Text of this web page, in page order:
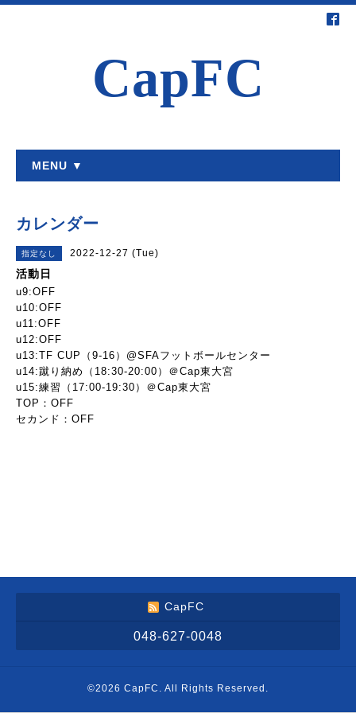
CapFC
MENU ▼
カレンダー
指定なし 2022-12-27 (Tue)
活動日
u9:OFF
u10:OFF
u11:OFF
u12:OFF
u13:TF CUP（9-16）@SFAフットボールセンター
u14:蹴り納め（18:30-20:00）＠Cap東大宮
u15:練習（17:00-19:30）＠Cap東大宮
TOP：OFF
セカンド：OFF
CapFC
048-627-0048
©2026 CapFC . All Rights Reserved.